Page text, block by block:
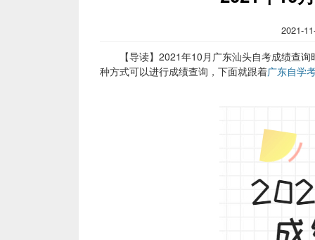
2021-
【导读】2021年10月广东汕头自考成绩查询
种方式可以进行成绩查询，下面就跟着广东自学